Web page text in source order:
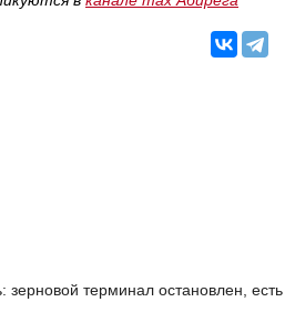
терминал остановлен, есть